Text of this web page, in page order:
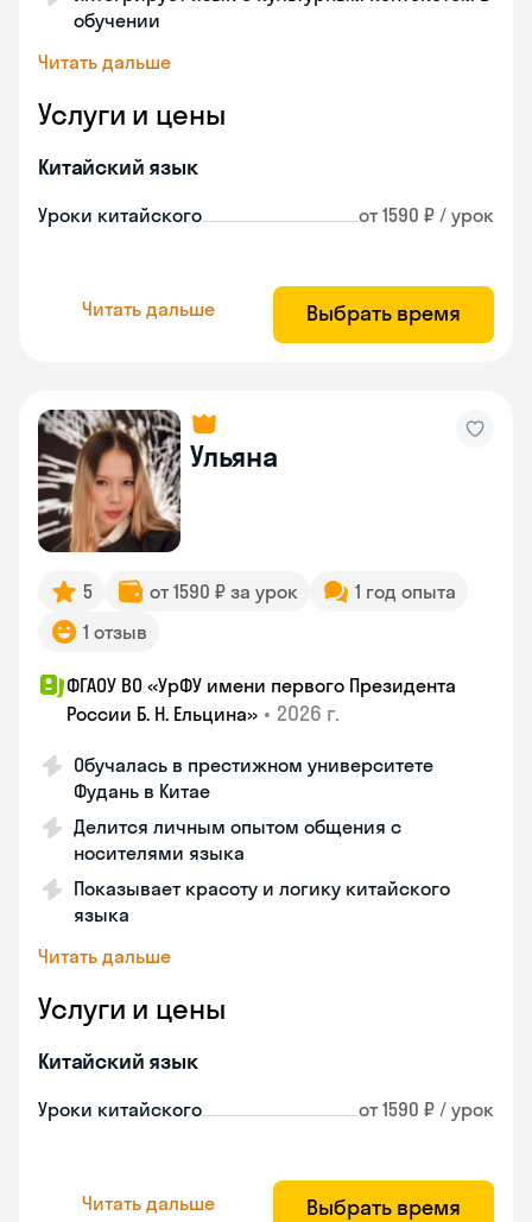
обучении
Читать дальше
Услуги и цены
Китайский язык
Уроки китайского от 1590 ₽ / урок
Читать дальше Выбрать время
Ульяна
5 от 1590 ₽ за урок
1 год опыта
1 отзыв
ФГАОУ ВО «УрФУ имени первого Президента
России Б. Н. Ельцина» • 2026 г.
Обучалась в престижном университете
Фудань в Китае
Делится личным опытом общения с
носителями языка
Показывает красоту и логику китайского
языка
Читать дальше
Услуги и цены
Китайский язык
Уроки китайского от 1590 ₽ / урок
Читать дальше Выбрать время